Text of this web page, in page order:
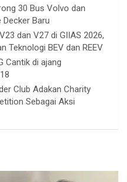
30 Bus Volvo dan
Decker Baru
dan V27 di GIIAS 2026,
Teknologi BEV dan REEV
Cantik di ajang
Club Adakan Charity
Sebagai Aksi